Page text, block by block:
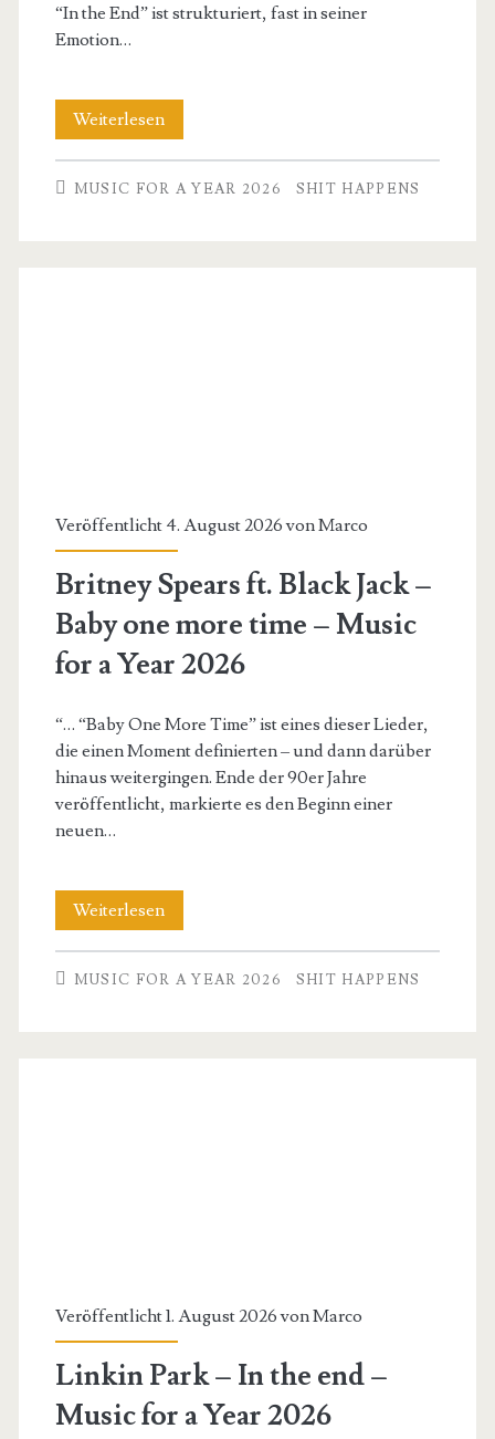
“In the End” ist strukturiert, fast in seiner
Emotion…
WeiterlesenLinkin
Park
–
In
the
end
–
Music
for
a
Year
MUSIC FOR A YEAR 2026 SHIT HAPPENS
Veröffentlicht 4. August 2026 vonMarco
Britney Spears ft. Black Jack –
Baby one more time – Music
for a Year 2026
“… “Baby One More Time” ist eines dieser Lieder,
die einen Moment definierten – und dann darüber
hinaus weitergingen. Ende der 90er Jahre
veröffentlicht, markierte es den Beginn einer
neuen…
WeiterlesenBritney
Spears
ft.
–
Music
for
a
MUSIC FOR A YEAR 2026 SHIT HAPPENS
Veröffentlicht 1. August 2026 vonMarco
Linkin Park – In the end –
Music for a Year 2026